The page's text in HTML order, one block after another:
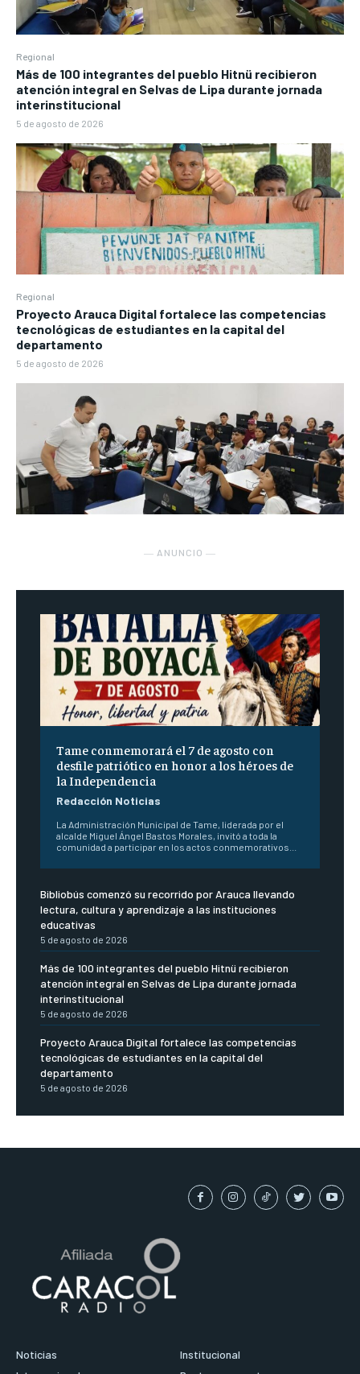
Regional
Más de 100 integrantes del pueblo Hitnü recibieron
atención integral en Selvas de Lipa durante jornada
interinstitucional
5 de agosto de 2026
Regional
Proyecto Arauca Digital fortalece las competencias
tecnológicas de estudiantes en la capital del
departamento
5 de agosto de 2026
― ANUNCIO ―
Tame conmemorará el 7 de agosto con
desfile patriótico en honor a los héroes de
la Independencia
Redacción Noticias
La Administración Municipal de Tame, liderada por el
alcalde Miguel Ángel Bastos Morales, invitó a toda la
comunidad a participar en los actos conmemorativos...
Bibliobús comenzó su recorrido por Arauca llevando
lectura, cultura y aprendizaje a las instituciones
educativas
5 de agosto de 2026
Más de 100 integrantes del pueblo Hitnü recibieron
atención integral en Selvas de Lipa durante jornada
interinstitucional
5 de agosto de 2026
Proyecto Arauca Digital fortalece las competencias
tecnológicas de estudiantes en la capital del
departamento
5 de agosto de 2026
Noticias
Institucional